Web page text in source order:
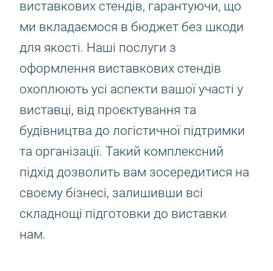
виставкових стендів, гарантуючи, що
ми вкладаємося в бюджет без шкоди
для якості. Наші послуги з
оформлення виставкових стендів
охоплюють усі аспекти вашої участі у
виставці, від проєктування та
будівництва до логістичної підтримки
та організації. Такий комплексний
підхід дозволить вам зосередитися на
своєму бізнесі, залишивши всі
складнощі підготовки до виставки
нам.